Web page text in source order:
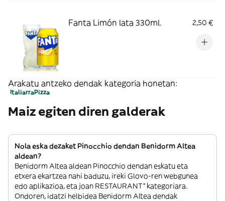
Fanta Limón lata 330ml. 2,50 €
Arakatu antzeko dendak kategoria honetan:
ItaliarraPizza
Maiz egiten diren galderak
Nola eska dezaket Pinocchio dendan Benidorm Altea
aldean?
Benidorm Altea aldean Pinocchio dendan eskatu eta
etxera ekartzea nahi baduzu, ireki Glovo-ren webgunea
edo aplikazioa, eta joan RESTAURANT” kategoriara.
Ondoren, idatzi helbidea Benidorm Altea dendak